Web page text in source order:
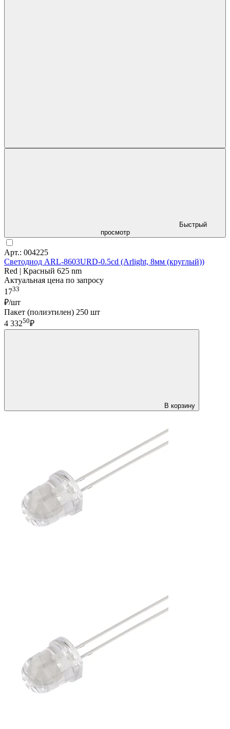
Быстрый
просмотр
Арт.: 004225
Светодиод ARL-8603URD-0.5cd (Arlight, 8мм (круглый))
Red | Красный 625 nm
Актуальная цена по запросу
1733
₽/шт
Пакет (полиэтилен) 250 шт
4 33250₽
В корзину